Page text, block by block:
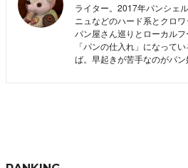
ライター。2017年パンシェ
ニュなどのハード系とクロ
パン屋さん巡りとローカル
「パンの仕入れ」になって
ば。早起きが苦手なのがパン